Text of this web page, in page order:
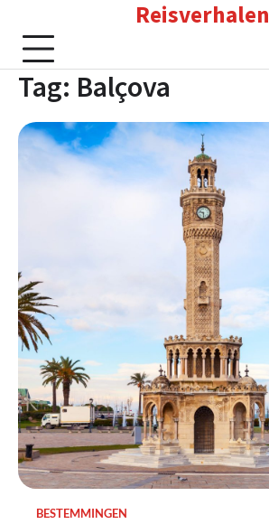
content
Reisverhalen
Tag: Balçova
BESTEMMINGEN